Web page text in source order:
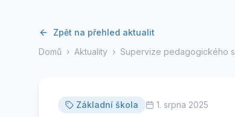
Zpět na přehled aktualit
Domů › Aktuality › Supervize pedagogického
Základní škola 1. srpna 2025